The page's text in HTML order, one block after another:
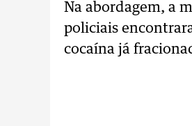
Na abordagem, a
policiais
cocaína já